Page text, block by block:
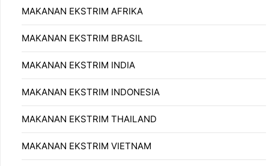
MAKANAN EKSTRIM AFRIKA
MAKANAN EKSTRIM BRASIL
MAKANAN EKSTRIM INDIA
MAKANAN EKSTRIM INDONESIA
MAKANAN EKSTRIM THAILAND
MAKANAN EKSTRIM VIETNAM